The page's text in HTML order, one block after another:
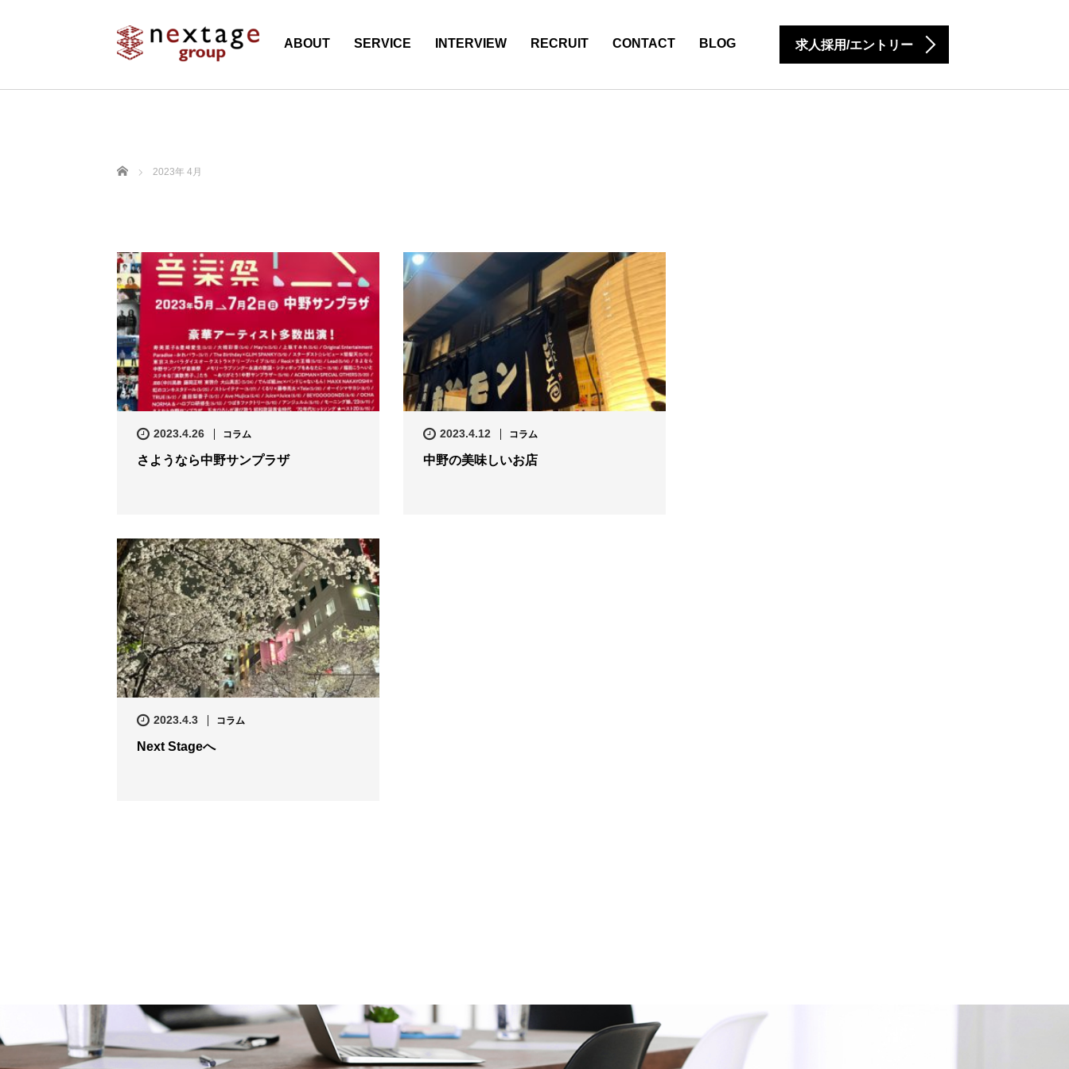
ABOUT SERVICE INTERVIEW RECRUIT CONTACT BLOG 求人採用/エントリー
ホーム 2023年 4月
2023.4.26 コラム
さようなら中野サンプラザ
2023.4.12 コラム
中野の美味しいお店
2023.4.3 コラム
Next Stageへ